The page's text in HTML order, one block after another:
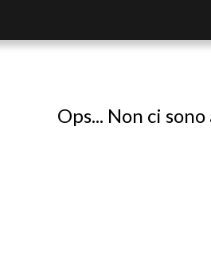
Ops... Non ci